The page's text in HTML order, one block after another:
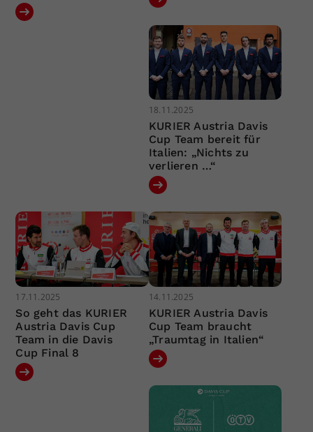
18.11.2025
KURIER Austria Davis
Cup Team bereit für
Italien: „Nichts zu
verlieren …“
17.11.2025
So geht das KURIER
Austria Davis Cup
Team in die Davis
Cup Final 8
14.11.2025
KURIER Austria Davis
Cup Team braucht
„Traumtag in Italien“